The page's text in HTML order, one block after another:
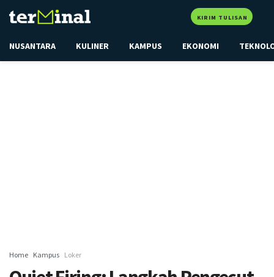
KIRIM TULISAN
NUSANTARA KULINER KAMPUS EKONOMI
Home Kampus Loker